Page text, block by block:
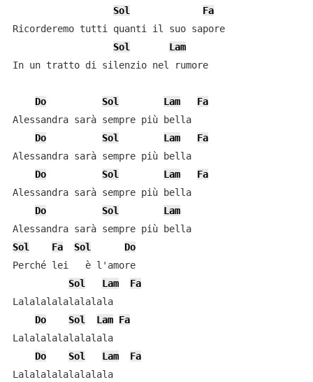
Sol
Fa
Ricorderemo tutti quanti il suo sapore
Sol
Lam
In un tratto di silenzio nel rumore
Do Sol Lam
Fa
Alessandra sarà sempre più bella
Do
Sol Lam
Fa
Alessandra sarà sempre più bella
Do
Sol Lam
Fa
Alessandra sarà sempre più bella
Do
Sol
Lam
Alessandra sarà sempre più bella
Sol
Fa Sol
Do
Perché lei   è l'amore
Sol
Lam
Fa
Lalalalalalalalala
Do
Sol Lam Fa
Lalalalalalalalala
Do
Sol Lam
Fa
Lalalalalalalalala